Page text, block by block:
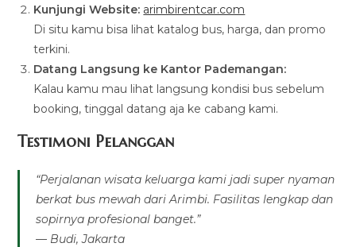
Kunjungi Website: arimbirentcar.com
Di situ kamu bisa lihat katalog bus, harga, dan promo
terkini.
Datang Langsung ke Kantor Pademangan:
Kalau kamu mau lihat langsung kondisi bus sebelum
booking, tinggal datang aja ke cabang kami.
Testimoni Pelanggan
“Perjalanan wisata keluarga kami jadi super nyaman
berkat bus mewah dari Arimbi. Fasilitas lengkap dan
sopirnya profesional banget.”
— Budi, Jakarta